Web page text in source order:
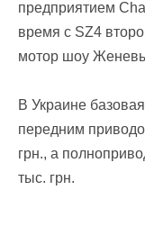
предприятием
время с SZ4
мотор шоу
В Украине
передним
грн., а
тыс. грн.